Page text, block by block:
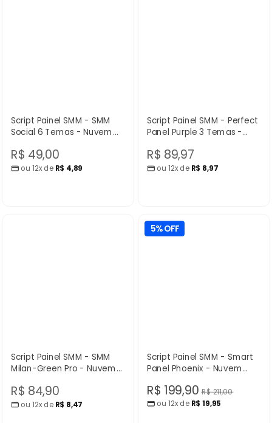
Script Painel SMM - SMM
Social 6 Temas - Nuvem
Preço
promocional
R$ 49,00
ou 12x de R$ 4,89
Script Painel SMM - Perfect
Panel Purple 3 Temas -
Preço
promocional
R$ 89,97
ou 12x de R$ 8,97
Script Painel SMM - SMM
Milan-Green Pro - Nuvem
Preço
promocional
R$ 84,90
ou 12x de R$ 8,47
5% OFF
Script Painel SMM - Smart
Panel Phoenix - Nuvem
Preço
normal
R$ 211,00
Preço
promocional
R$ 199,90
ou 12x de R$ 19,95